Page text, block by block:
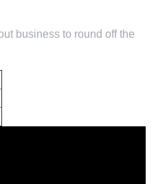
business to round off the